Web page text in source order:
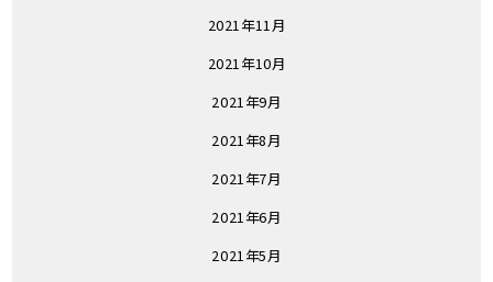
2021年11月
2021年10月
2021年9月
2021年8月
2021年7月
2021年6月
2021年5月